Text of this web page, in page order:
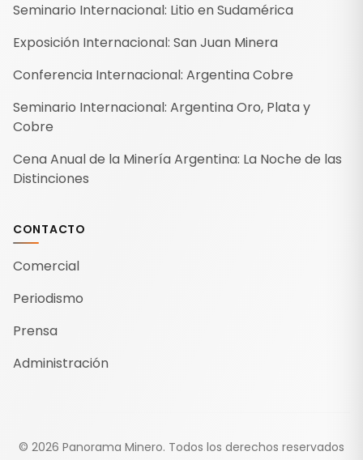
Seminario Internacional: Litio en Sudamérica
Exposición Internacional: San Juan Minera
Conferencia Internacional: Argentina Cobre
Seminario Internacional: Argentina Oro, Plata y
Cobre
Cena Anual de la Minería Argentina: La Noche de las
Distinciones
CONTACTO
Comercial
Periodismo
Prensa
Administración
© 2026 Panorama Minero. Todos los derechos reservados